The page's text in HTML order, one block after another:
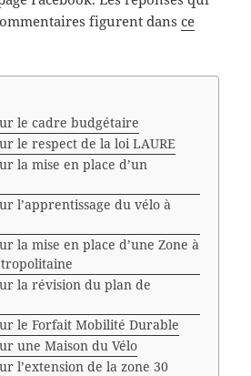
figurent dansce
le cadre budgétaire
le respect de la loi LAURE
la mise en place d’un
l’apprentissage du vélo à
la mise en place d’une Zone à
la révision du plan de
le Forfait Mobilité Durable
une Maison du Vélo
l’extension de la zone 30